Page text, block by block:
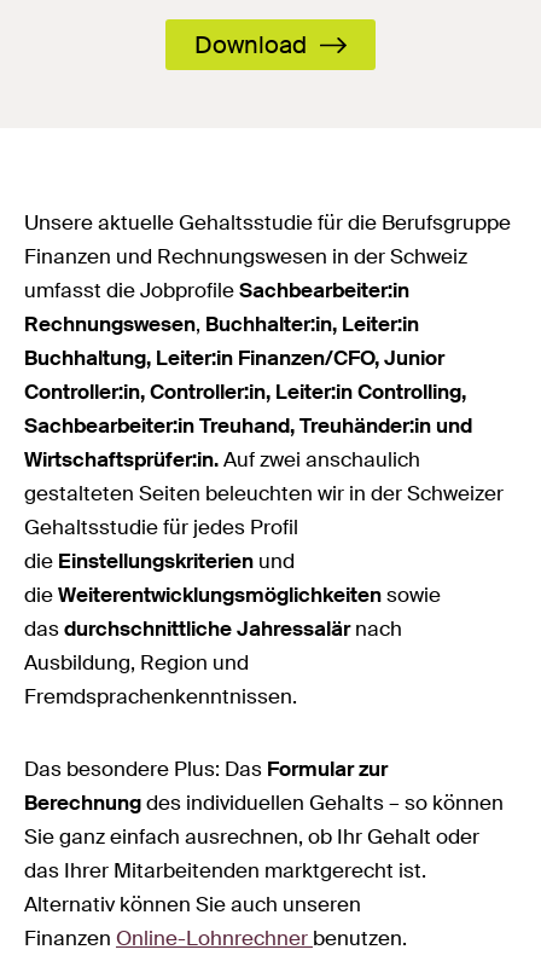
Download
Unsere aktuelle Gehaltsstudie für die Berufsgruppe
Finanzen und Rechnungswesen in der Schweiz
umfasst die JobprofileSachbearbeiter:in
Rechnungswesen, Buchhalter:in, Leiter:in
Buchhaltung, Leiter:in Finanzen/CFO, Junior
Controller:in, Controller:in, Leiter:in Controlling,
Sachbearbeiter:in Treuhand, Treuhänder:in und
Wirtschaftsprüfer:in.Auf zwei anschaulich
gestalteten Seiten beleuchten wir in der Schweizer
Gehaltsstudie für jedes Profil
die Einstellungskriterien und
dieWeiterentwicklungsmöglichkeitensowie
dasdurchschnittliche Jahressalärnach
Ausbildung, Region und
Fremdsprachenkenntnissen.
Das besondere Plus: Das Formular zur
Berechnungdes individuellen Gehalts – so können
Sie ganz einfach ausrechnen, ob Ihr Gehalt oder
das Ihrer Mitarbeitenden marktgerecht ist.
Alternativ können Sie auch unseren
Finanzen Online-Lohnrechner benutzen.